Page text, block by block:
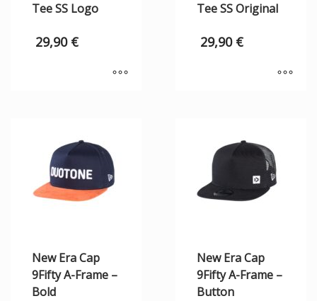
Tee SS Logo
29,90 €
Tee SS Original
29,90 €
New Era Cap
9Fifty A-Frame –
Bold
New Era Cap
9Fifty A-Frame –
Button